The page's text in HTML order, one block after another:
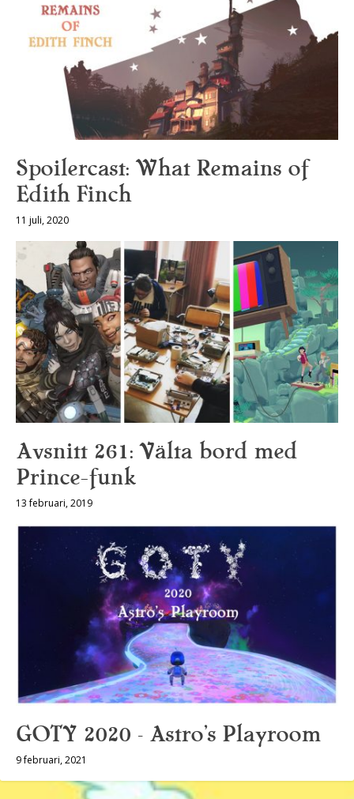
Spoilercast: What Remains of
Edith Finch
11 juli, 2020
Avsnitt 261: Välta bord med
Prince-funk
13 februari, 2019
GOTY 2020 – Astro’s Playroom
9 februari, 2021